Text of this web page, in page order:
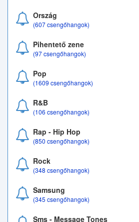
Ország
(607 csengőhangok)
Pihentető zene
(97 csengőhangok)
Pop
(1609 csengőhangok)
R&B
(106 csengőhangok)
Rap - Hip Hop
(850 csengőhangok)
Rock
(348 csengőhangok)
Samsung
(345 csengőhangok)
Sms - Message Tones